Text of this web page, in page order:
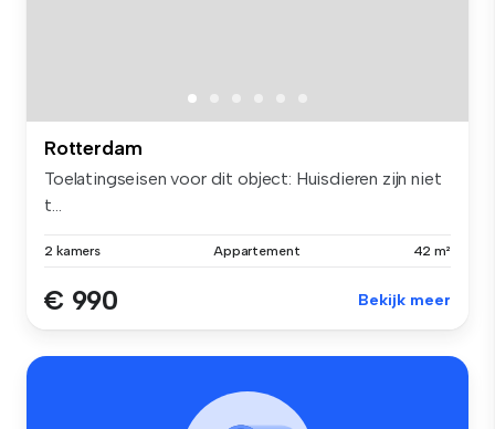
Rotterdam
Toelatingseisen voor dit object: Huisdieren zijn niet
t...
2 kamers Appartement 42 m²
€ 990 Bekijk meer